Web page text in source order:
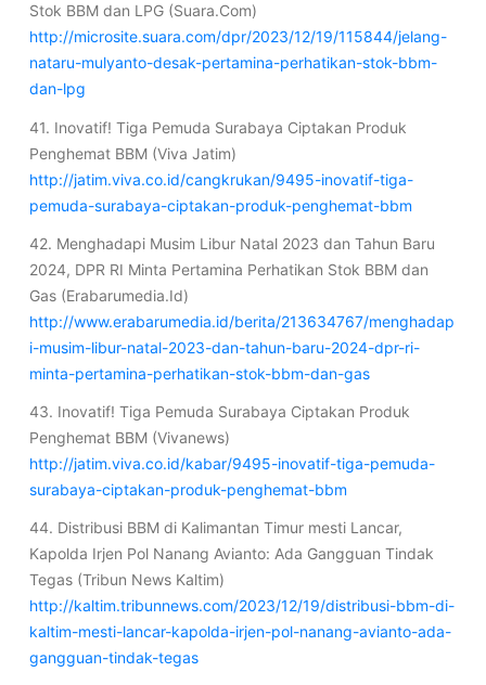
Stok BBM dan LPG (Suara.Com)
http://microsite.suara.com/dpr/2023/12/19/115844/jelang-
nataru-mulyanto-desak-pertamina-perhatikan-stok-bbm-
dan-lpg
41. Inovatif! Tiga Pemuda Surabaya Ciptakan Produk
Penghemat BBM (Viva Jatim)
http://jatim.viva.co.id/cangkrukan/9495-inovatif-tiga-
pemuda-surabaya-ciptakan-produk-penghemat-bbm
42. Menghadapi Musim Libur Natal 2023 dan Tahun Baru
2024, DPR RI Minta Pertamina Perhatikan Stok BBM dan
Gas (Erabarumedia.Id)
http://www.erabarumedia.id/berita/213634767/menghadap
i-musim-libur-natal-2023-dan-tahun-baru-2024-dpr-ri-
minta-pertamina-perhatikan-stok-bbm-dan-gas
43. Inovatif! Tiga Pemuda Surabaya Ciptakan Produk
Penghemat BBM (Vivanews)
http://jatim.viva.co.id/kabar/9495-inovatif-tiga-pemuda-
surabaya-ciptakan-produk-penghemat-bbm
44. Distribusi BBM di Kalimantan Timur mesti Lancar,
Kapolda Irjen Pol Nanang Avianto: Ada Gangguan Tindak
Tegas (Tribun News Kaltim)
http://kaltim.tribunnews.com/2023/12/19/distribusi-bbm-di-
kaltim-mesti-lancar-kapolda-irjen-pol-nanang-avianto-ada-
gangguan-tindak-tegas